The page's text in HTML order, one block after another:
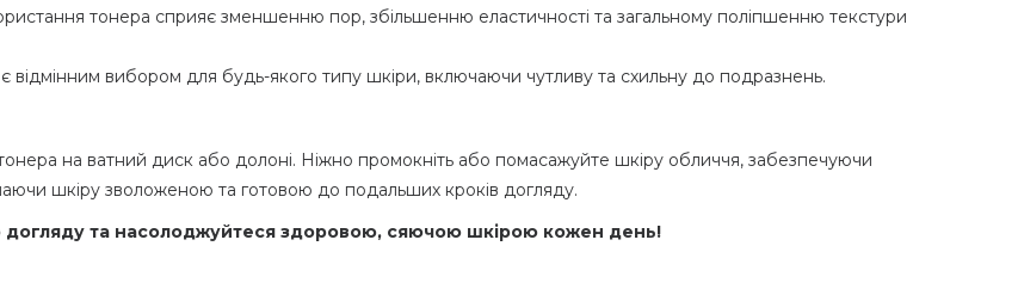
тонера сприяє зменшенню пор, збільшенню еластичності та загальному поліпшенню текстури
відмінним вибором для будь-якого типу шкіри, включаючи чутливу та схильну до подразнень.
ера на ватний диск або долоні. Ніжно промокніть або помасажуйте шкіру обличчя, забезпечуючи
шкіру зволоженою та готовою до подальших кроків догляду.
та насолоджуйтеся здоровою, сяючою шкірою кожен день!